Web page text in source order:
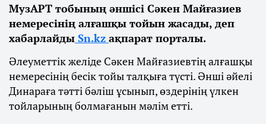
МузАРТ тобының әншісі Сәкен Майғазиев
немересінің алғашқы тойын жасады, деп
хабарлайды Sn.kz ақпарат порталы.
Әлеуметтік желіде Сәкен Майғазиевтің алғашқы
немересінің бесік тойы талқыға түсті. Әнші әйелі
Динараға тәтті бәліш ұсынып, өздерінің үлкен
тойларының болмағанын мәлім етті.